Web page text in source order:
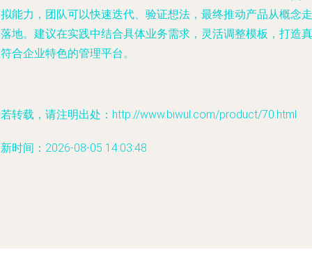
能力，团队可以快速迭代、验证想法，最终推动产品从概念走
地。建议在实践中结合具体业务需求，灵活调整模板，打造真
合企业特色的管理平台。
转载，请注明出处：http://www.biwul.com/product/70.html
时间：2026-08-05 14:03:48